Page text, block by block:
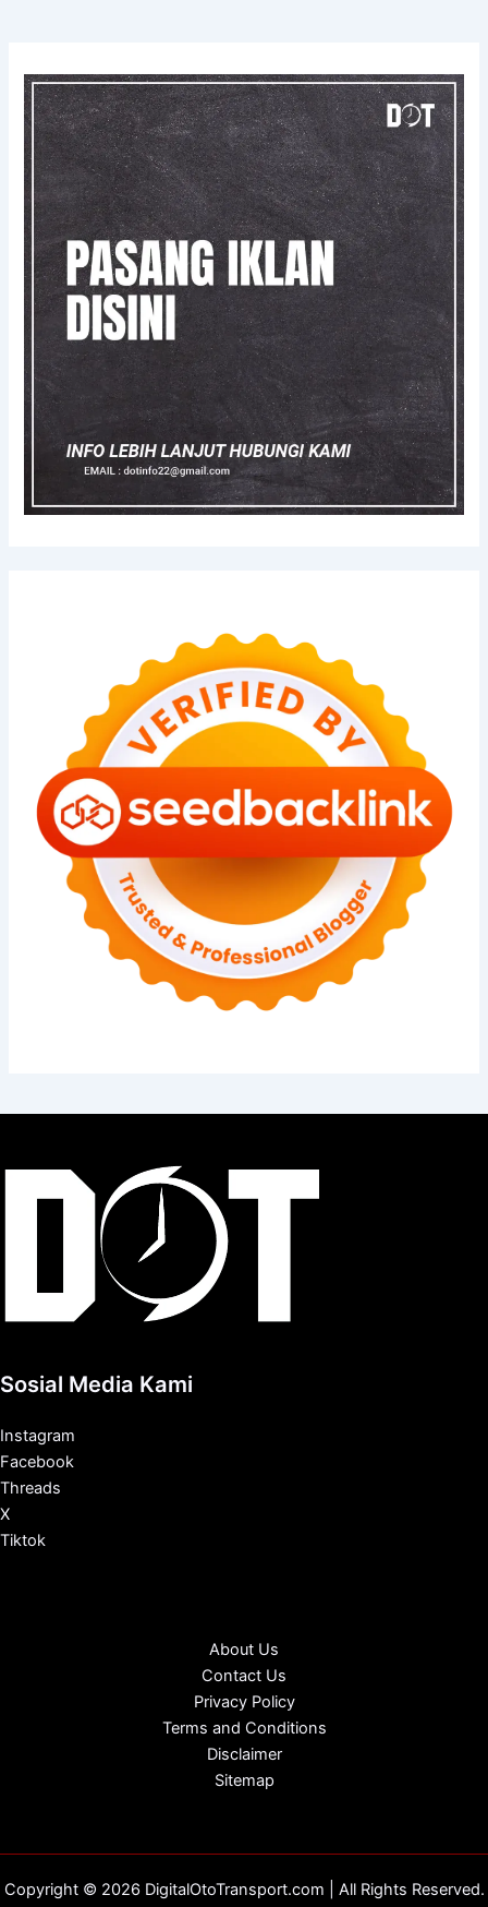
Sosial Media Kami
Instagram
Facebook
Threads
X
Tiktok
About Us
Contact Us
Privacy Policy
Terms and Conditions
Disclaimer
Sitemap
Copyright © 2026 DigitalOtoTransport.com | All Rights Reserved.